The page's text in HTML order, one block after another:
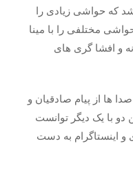
که حواشی زیادی را
مختلفی را با مینا
و افشا گری های
ها از پیام صادقیان و
با یک دیگر توانست
اینستاگرام به دست